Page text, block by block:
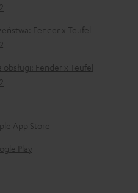
Fender x Teufel
Fender x Teufel
App Store
Play